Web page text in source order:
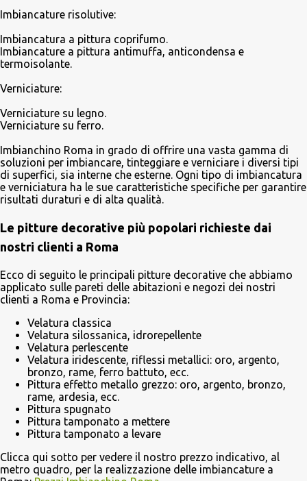
Imbiancature risolutive:
Imbiancatura a pittura coprifumo.
Imbiancature a pittura antimuffa, anticondensa e
termoisolante.
Verniciature:
Verniciature su legno.
Verniciature su ferro.
Imbianchino Roma in grado di offrire una vasta gamma di
soluzioni per imbiancare, tinteggiare e verniciare i diversi tipi
di superfici, sia interne che esterne. Ogni tipo di imbiancatura
e verniciatura ha le sue caratteristiche specifiche per garantire
risultati duraturi e di alta qualità.
Le pitture decorative più popolari richieste dai
nostri clienti a Roma
Ecco di seguito le principali pitture decorative che abbiamo
applicato sulle pareti delle abitazioni e negozi dei nostri
clienti a Roma e Provincia:
Velatura classica
Velatura silossanica, idrorepellente
Velatura perlescente
Velatura iridescente, riflessi metallici: oro, argento,
bronzo, rame, ferro battuto, ecc.
Pittura effetto metallo grezzo: oro, argento, bronzo,
rame, ardesia, ecc.
Pittura spugnato
Pittura tamponato a mettere
Pittura tamponato a levare
Clicca qui sotto per vedere il nostro prezzo indicativo, al
metro quadro, per la realizzazione delle imbiancature a